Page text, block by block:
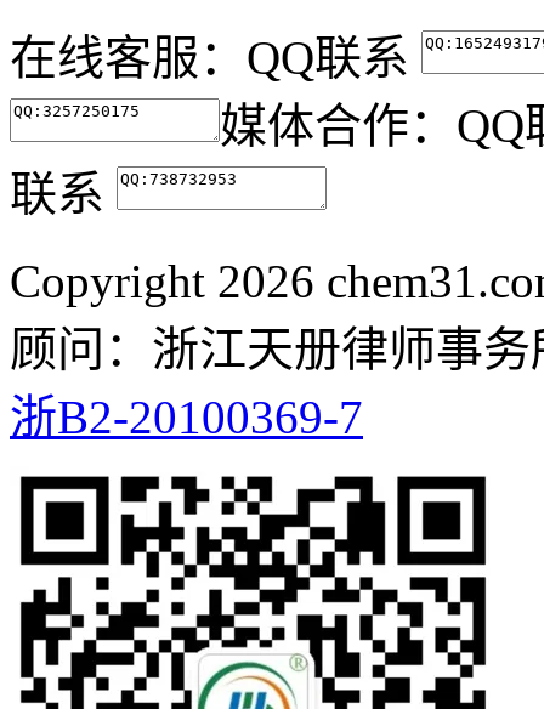
在线客服： QQ联系
媒体合作：
联系
Copyright 2026
顾问：浙江天册律师事
浙B2-20100369-7